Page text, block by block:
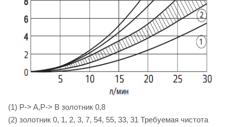
(1) P-> A,P-> B золотник 0,8
(2) золотник 0, 1, 2, 3, 7, 54, 55, 33, 31 Требуемая чистота